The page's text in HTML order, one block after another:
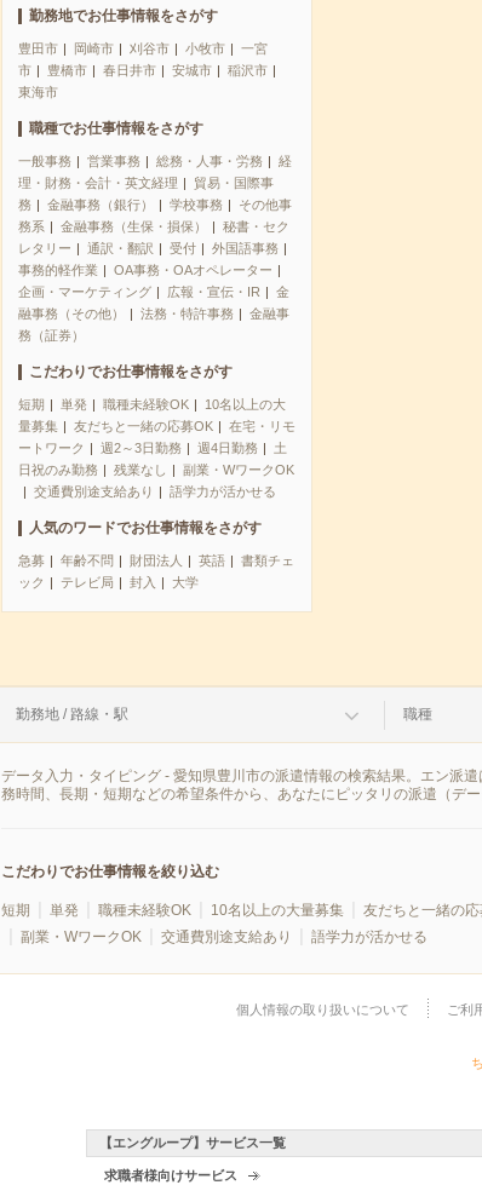
勤務地でお仕事情報をさがす
豊田市 岡崎市 刈谷市 小牧市
一宮
市
豊橋市 春日井市 安城市
稲沢市
東海市
職種でお仕事情報をさがす
一般事務 営業事務 総務・人事・労務
経
理・財務・会計・英文経理
貿易・国際事
務
金融事務（銀行） 学校事務
その他事
務系
金融事務（生保・損保）
秘書・セク
レタリー
通訳・翻訳 受付
外国語事務
事務的軽作業
OA事務・OAオペレーター
企画・マーケティング
広報・宣伝・IR
金
融事務（その他）
法務・特許事務
金融事
務（証券）
こだわりでお仕事情報をさがす
短期 単発 職種未経験OK
10名以上の大
量募集
友だちと一緒の応募OK
在宅・リモ
ートワーク
週2～3日勤務 週4日勤務
土
日祝のみ勤務
残業なし
副業・WワークOK
交通費別途支給あり
語学力が活かせる
人気のワードでお仕事情報をさがす
急募 年齢不問 財団法人 英語
書類チェ
ック
テレビ局 封入 大学
勤務地 / 路線・駅 職種
データ入力・タイピング - 愛知県豊川市の派遣情報の検索結果。エン派
務時間、長期・短期などの希望条件から、あなたにピッタリの派遣（デ
こだわりでお仕事情報を絞り込む
短期 単発 職種未経験OK 10名以上の大量募集 友だちと一緒の応
副業・WワークOK
交通費別途支給あり 語学力が活かせる
個人情報の取り扱いについて ご利
【エングループ】サービス一覧
求職者様向けサービス